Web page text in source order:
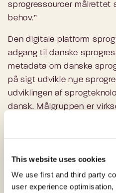
This website uses cookies
We use first and third party
user experience
sprogressourcer målrettet
behov.”
Den digitale platform
adgang til danske
metadata om danske
på sigt udvikle nye
udviklingen af
dansk. Målgruppen er
med sprogteknologi,
metadata om blandt